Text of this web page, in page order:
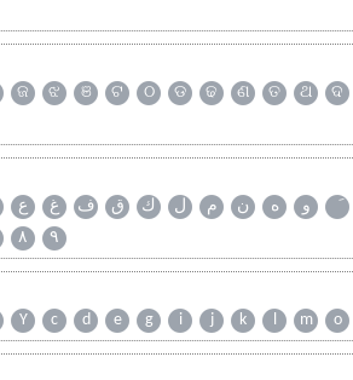
ଜ ଝ ଞ ଟ ଠ ଡ ଢ ଣ ତ ଥ ଦ
ع غ ف ق ك ل م ن ه و
۸ ۹
Y c d e g i j k l m o